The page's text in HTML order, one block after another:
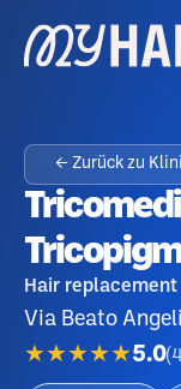
← Zurück zu
Hair
Via Beato
★★★★★5.0(